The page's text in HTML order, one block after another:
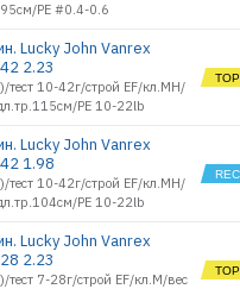
PE #0.4-0.6
Lucky John Vanrex
2.23
10-42г/строй EF/кл.MH/
PE 10-22lb
Lucky John Vanrex
1.98
10-42г/строй EF/кл.MH/
PE 10-22lb
Lucky John Vanrex
2.23
7-28г/строй EF/кл.M/вес